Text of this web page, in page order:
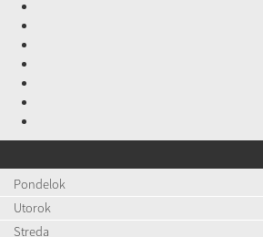
Pondelok
Utorok
Streda